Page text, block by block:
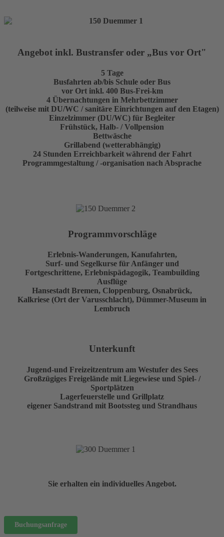
Angebot inkl. Bustransfer oder „Bus vor Ort"
5 Tage
Busfahrten ab/bis Schule oder Bus
vor Ort inkl. 400 Bus-Frei-km
4 Übernachtungen in Mehrbettzimmer
(teilweise mit DU/WC / sanitäre Einrichtungen auf den Etagen)
Einzelzimmer (DU/WC) für Begleiter
Frühstück, Halb- / Vollpension
Bettwäsche
Grillabend (wetterabhängig)
24 Stunden Erreichbarkeit während der Fahrt
Programmgestaltung / -organisation nach Absprache
Programmvorschläge
Erlebnis-Wanderungen, Kanufahrten,
Surf- und Segelkurse für Anfänger und
Fortgeschrittene, Erlebnispädagogik, Teambuilding
Ausflüge
Hansestadt Bremen, Cloppenburg, Osnabrück,
Kalkriese (Ort der Varusschlacht), Dümmer-Museum in
Lembruch
Unterkunft
Jugend-und Freizeitzentrum am Westufer des Sees
Großzügiges Freigelände mit Liegewiese und Spiel- /
Sportplätzen
Lagerfeuerstelle und Grillplatz
eigener Sandstrand mit Bootssteg und Strandhaus
Sie erhalten ein individuelles Angebot.
Buchungsanfrage